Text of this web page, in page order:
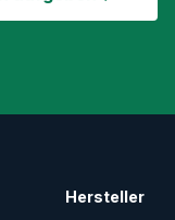
Hersteller